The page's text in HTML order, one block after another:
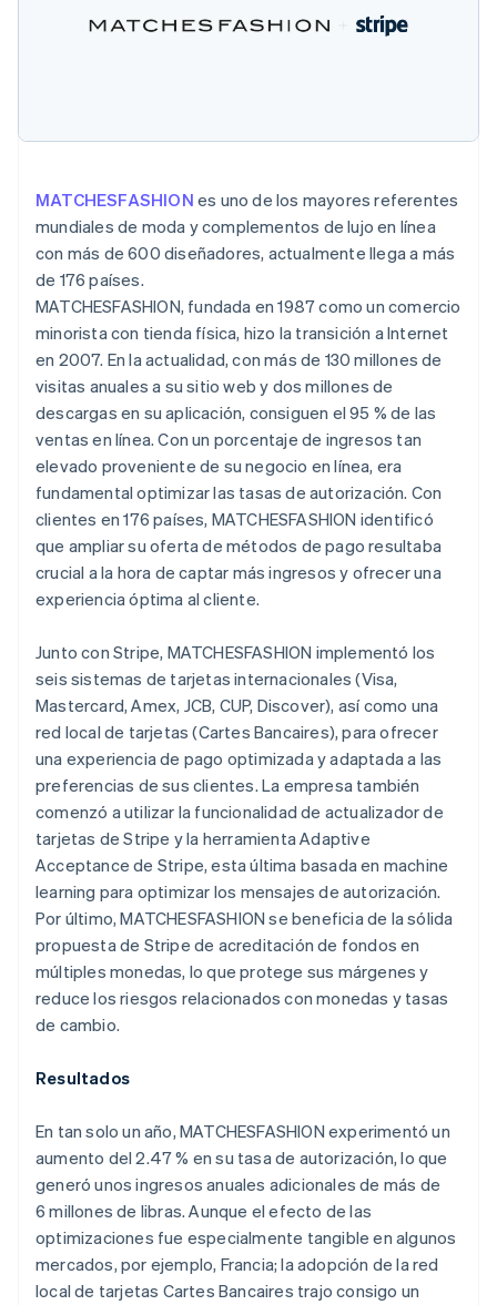
Mirar ahoraStripe App Marketplace
MATCHESFASHION es uno de los mayores referentes
mundiales de moda y complementos de lujo en línea
con más de 600 diseñadores, actualmente llega a más
de 176 países.
MATCHESFASHION, fundada en 1987 como un comercio
minorista con tienda física, hizo la transición a Internet
en 2007. En la actualidad, con más de 130 millones de
visitas anuales a su sitio web y dos millones de
descargas en su aplicación, consiguen el 95 % de las
ventas en línea. Con un porcentaje de ingresos tan
elevado proveniente de su negocio en línea, era
fundamental optimizar las tasas de autorización. Con
clientes en 176 países, MATCHESFASHION identificó
que ampliar su oferta de métodos de pago resultaba
crucial a la hora de captar más ingresos y ofrecer una
experiencia óptima al cliente.
Junto con Stripe, MATCHESFASHION implementó los
seis sistemas de tarjetas internacionales (Visa,
Mastercard, Amex, JCB, CUP, Discover), así como una
red local de tarjetas (Cartes Bancaires), para ofrecer
una experiencia de pago optimizada y adaptada a las
preferencias de sus clientes. La empresa también
comenzó a utilizar la funcionalidad de actualizador de
tarjetas de Stripe y la herramienta Adaptive
Acceptance de Stripe, esta última basada en machine
learning para optimizar los mensajes de autorización.
Por último, MATCHESFASHION se beneficia de la sólida
propuesta de Stripe de acreditación de fondos en
múltiples monedas, lo que protege sus márgenes y
reduce los riesgos relacionados con monedas y tasas
de cambio.
Resultados
En tan solo un año, MATCHESFASHION experimentó un
aumento del 2.47 % en su tasa de autorización, lo que
generó unos ingresos anuales adicionales de más de
6 millones de libras. Aunque el efecto de las
optimizaciones fue especialmente tangible en algunos
mercados, por ejemplo, Francia; la adopción de la red
local de tarjetas Cartes Bancaires trajo consigo un